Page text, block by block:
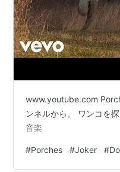
www.youtube.com
ンネルから。 ワンコを
音楽
#Porches #Joker #